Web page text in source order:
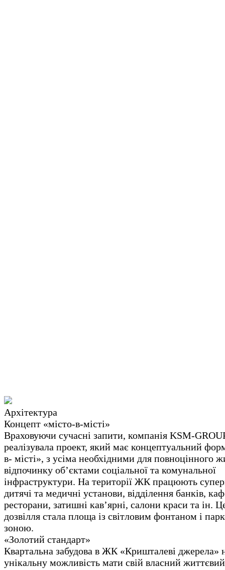
Архітектура
Концепт «місто-в-місті»
Враховуючи сучасні запити, компанія KSM-
реалізувала проект, який має концептуальний
в- місті», з усіма необхідними для повноцінного
відпочинку об’єктами соціальної та комунальної
інфраструктури. На території ЖК працюють
дитячі та медичні установи, відділення банків,
ресторани, затишні кав’ярні, салони краси та ін.
дозвілля стала площа із світловим фонтаном і
зоною.
«Золотий стандарт»
Квартальна забудова в ЖК «Кришталеві джерела»
унікальну можливість мати свій власний